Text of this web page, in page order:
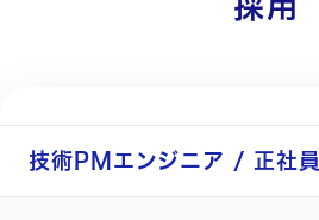
Services
技術PMエンジニア / 正社員